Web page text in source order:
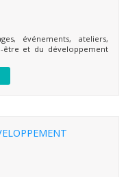
événements, ateliers,
être et du développement